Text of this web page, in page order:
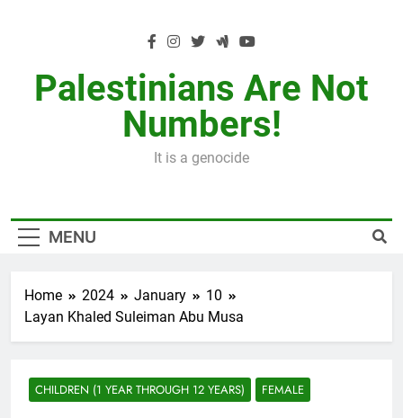
Palestinians Are Not
Numbers!
It is a genocide
MENU
Home 2024 January
10
Layan Khaled Suleiman Abu Musa
CHILDREN (1 YEAR THROUGH 12 YEARS) FEMALE